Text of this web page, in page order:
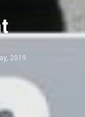
2019